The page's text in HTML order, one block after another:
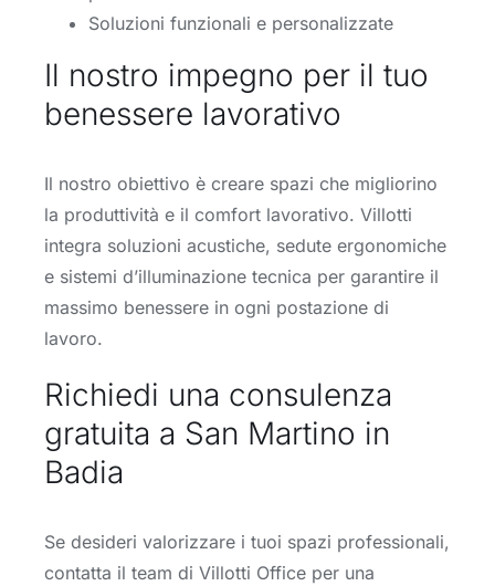
Soluzioni funzionali e personalizzate
Il nostro impegno per il tuo
benessere lavorativo
Il nostro obiettivo è creare spazi che migliorino
la produttività e il comfort lavorativo. Villotti
integra soluzioni acustiche, sedute ergonomiche
e sistemi d’illuminazione tecnica per garantire il
massimo benessere in ogni postazione di
lavoro.
Richiedi una consulenza
gratuita a San Martino in
Badia
Se desideri valorizzare i tuoi spazi professionali,
contatta il team di Villotti Office per una